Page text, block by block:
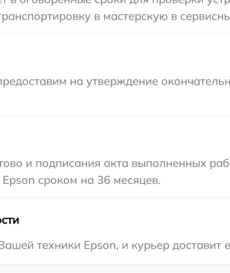
в мастерскую в
на утверждение
и подписания акта выполненных
сроком на 36 месяцев.
техники Epson, и курьер доставит